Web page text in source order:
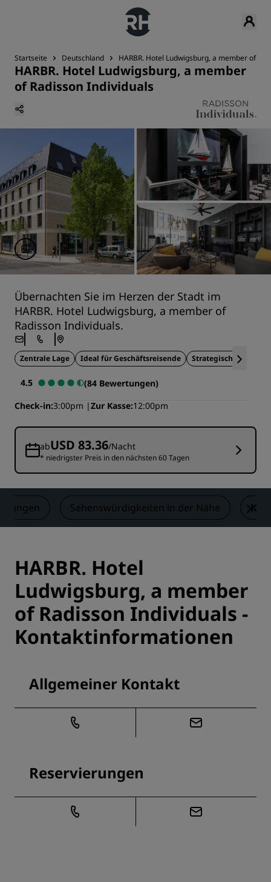
Startseite Deutschland HARBR. Hotel Ludwigsburg, a member of
HARBR. Hotel Ludwigsburg, a member
of Radisson Individuals
Übernachten Sie im Herzen der Stadt im
HARBR. Hotel Ludwigsburg, a member of
Radisson Individuals.
Zentrale Lage Ideal für Geschäftsreisende Strategische Lage
4.5
(84 Bewertungen)
Check-in 3:00pm Zur Kasse 12:00pm
abUSD 83.36/Nacht
* niedrigster Preis in den nächsten 60 Tagen
Sehenswürdigkeiten in der Nähe
HARBR. Hotel
Ludwigsburg, a member
of Radisson Individuals -
Kontaktinformationen
Allgemeiner Kontakt
Reservierungen